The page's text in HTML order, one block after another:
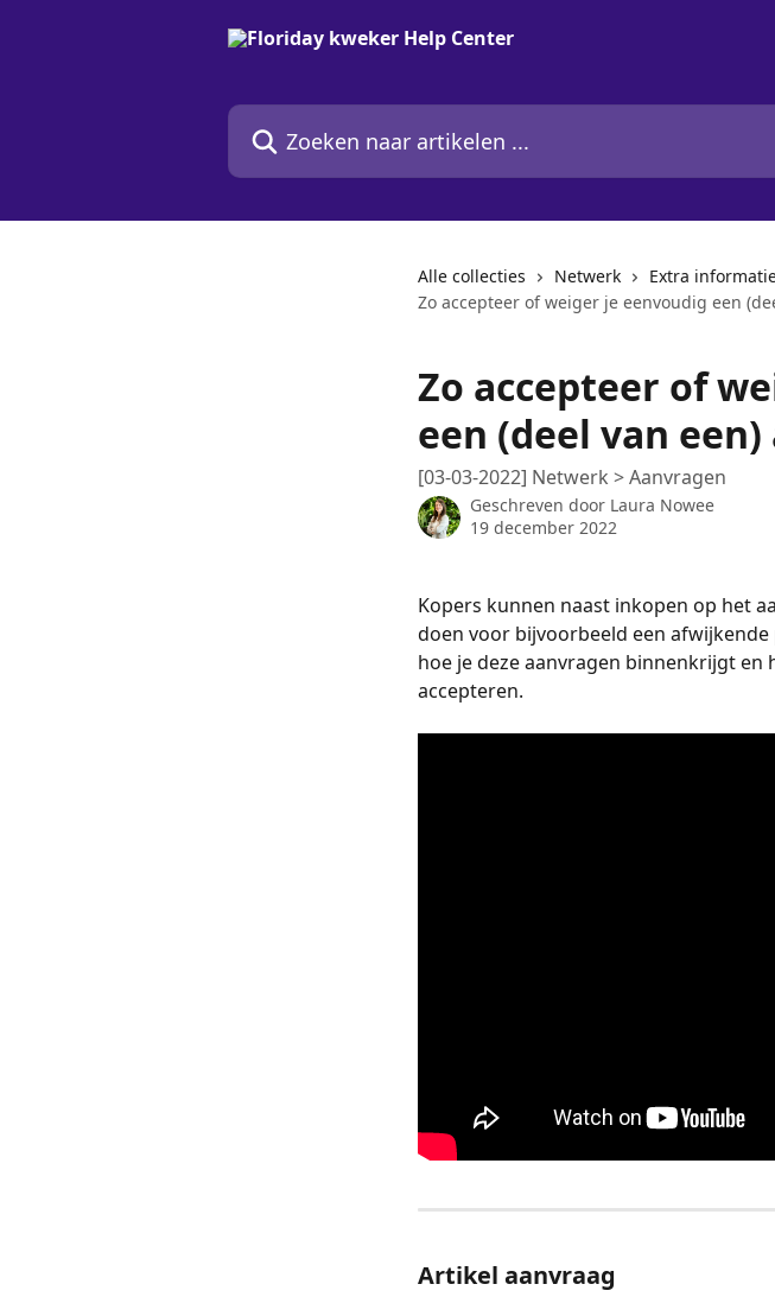
Zoeken naar artikelen ...
Alle collecties Netwerk
Extra
Zo accepteer of weiger je eenvoudig een
Zo accepteer of
een (deel van
[03-03-2022] Netwerk > Aanvragen
Geschreven door Laura Nowee
19 december 2022
Kopers kunnen naast inkopen op het
doen voor bijvoorbeeld een
hoe je deze aanvragen binnenkrijgt
accepteren.
Artikel aanvraag